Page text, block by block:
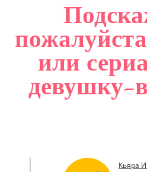
ГАЛЕРЕЯ
САЙТМАП
КОНТАКТЫ
или
девушку-
Кьяра